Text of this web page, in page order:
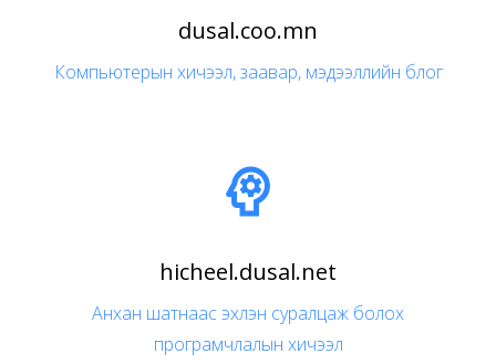
dusal.coo.mn
Компьютерын хичээл, заавар, мэдээллийн блог

hicheel.dusal.net
Анхан шатнаас эхлэн суралцаж болох
програмчлалын хичээл